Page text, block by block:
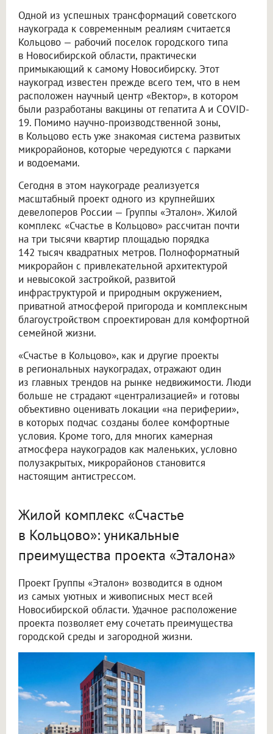
Одной из успешных трансформаций советского
наукограда к современным реалиям считается
Кольцово — рабочий поселок городского типа
в Новосибирской области, практически
примыкающий к самому Новосибирску. Этот
наукоград известен прежде всего тем, что в нем
расположен научный центр «Вектор», в котором
были разработаны вакцины от гепатита А и COVID-
19. Помимо научно-производственной зоны,
в Кольцово есть уже знакомая система развитых
микрорайонов, которые чередуются с парками
и водоемами.
Сегодня в этом наукограде реализуется
масштабный проект одного из крупнейших
девелоперов России — Группы «Эталон». Жилой
комплекс «Счастье в Кольцово» рассчитан почти
на три тысячи квартир площадью порядка
142 тысяч квадратных метров. Полноформатный
микрорайон с привлекательной архитектурой
и невысокой застройкой, развитой
инфраструктурой и природным окружением,
приватной атмосферой пригорода и комплексным
благоустройством спроектирован для комфортной
семейной жизни.
«Счастье в Кольцово», как и другие проекты
в региональных наукоградах, отражают один
из главных трендов на рынке недвижимости. Люди
больше не страдают «централизацией» и готовы
объективно оценивать локации «на периферии»,
в которых подчас созданы более комфортные
условия. Кроме того, для многих камерная
атмосфера наукоградов как маленьких, условно
полузакрытых, микрорайонов становится
настоящим антистрессом.
Жилой комплекс «Счастье
в Кольцово»: уникальные
преимущества проекта «Эталона»
Проект Группы «Эталон» возводится в одном
из самых уютных и живописных мест всей
Новосибирской области. Удачное расположение
проекта позволяет ему сочетать преимущества
городской среды и загородной жизни.